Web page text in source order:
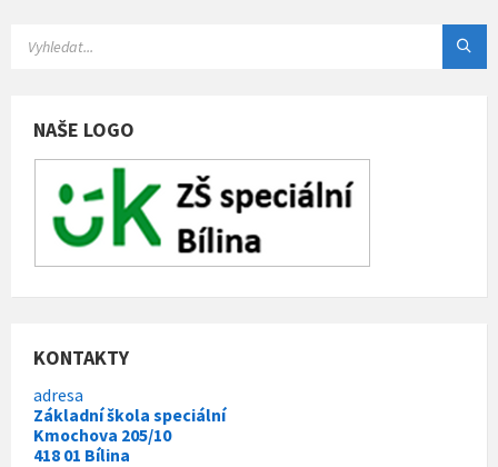
o
:
NAŠE LOGO
KONTAKTY
adresa
Základní škola speciální
Kmochova 205/10
418 01 Bílina